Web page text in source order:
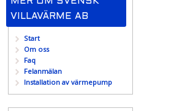
VILLAVÄRME AB
Start
Om oss
Faq
Felanmälan
Installation av värmepump